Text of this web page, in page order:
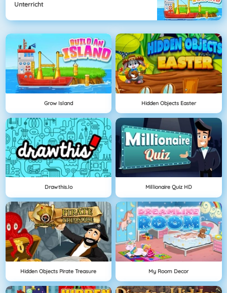
Unterricht
Grow Island Hidden Objects Easter
Drawthis.io Millionaire Quiz HD
Hidden Objects Pirate Treasure My Room Decor